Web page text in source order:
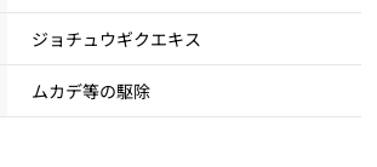
ジョチュウギクエキス
ムカデ等の駆除